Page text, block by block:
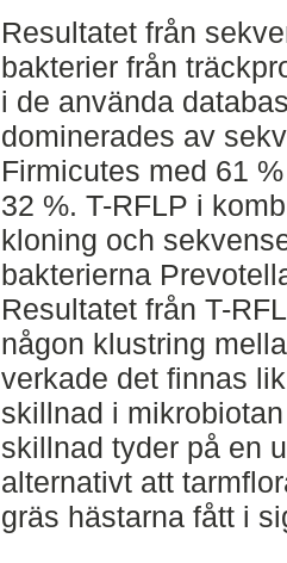
Resultatet från
bakterier från
i de använda
dominerades av
Firmicutes med 61
32 %. T-RFLP i
kloning och
bakterierna
Resultatet från T-
någon klustring
verkade det finnas
skillnad i
skillnad tyder på en
alternativt att
gräs hästarna fått i